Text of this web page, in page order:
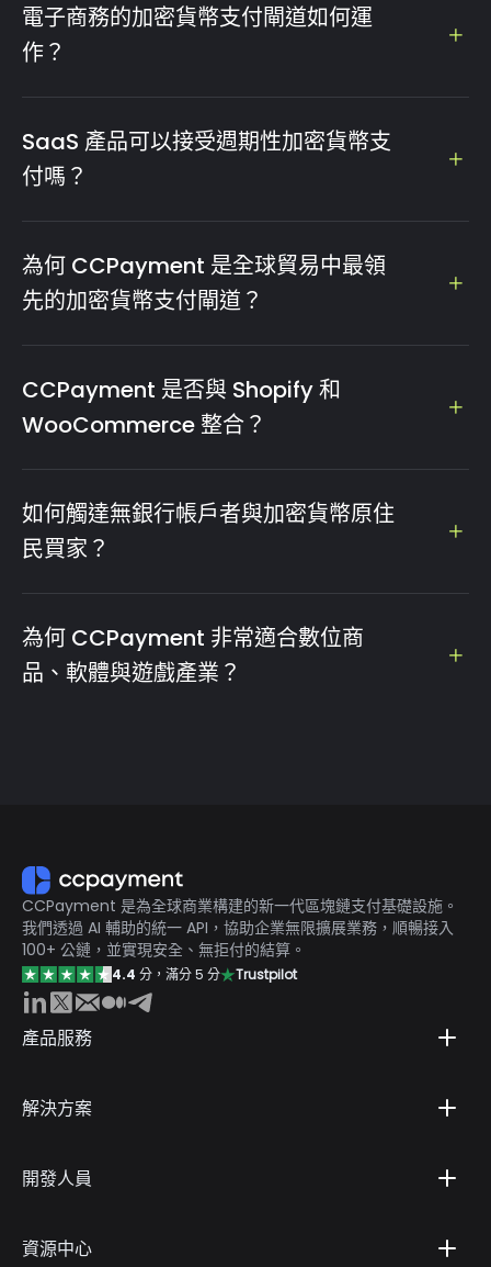
電子商務的加密貨幣支付閘道如何運
作？
一個獨特的付款地址。當客戶發送加密貨幣時，閘道會確認鏈
上交易並透過 Webhook 通知您的商店，隨後自動將其轉換
為 USDT 或您選擇的幣種。整個過程通常不到 2 分鐘。
SaaS 產品可以接受週期性加密貨幣支
付嗎？
（按月、按季、按年）。當續訂日期到期時，您的系統會透過
API 觸發付款請求，並通知客戶確認轉帳。Webhook 回調功
能可確保您的產品訪問權限邏輯與支付狀態完美同步。
為何 CCPayment 是全球貿易中最領
先的加密貨幣支付閘道？
以穩定幣（USDT/USDC）形式即時保護您的全球收益。透過
內建的法幣出金功能，賣家可以輕鬆將 USDT 賣出兌換為美
元。我們支援超過 2,000 美元的任何結算金額，直接進行
CCPayment 是否與 Shopify 和
WooCommerce 整合？
OpenCart、WHMCS 和 PrestaShop 提供現成的插件。安
裝時間不到 10 分鐘：只需安裝插件、輸入您的 API 金鑰，加
密貨幣支付選項就會作為無縫結算選項出現在您的全球客戶面
如何觸達無銀行帳戶者與加密貨幣原住
民買家？
Mastercard 等企業巨頭的認可。釋放高成長市場（如中東、
拉美、東南亞）中未被開發的流動性，並讓數百萬無銀行帳戶
的消費者能夠使用主流 Web3 錢包（如 MetaMask, Trust
為何 CCPayment 非常適合數位商
品、軟體與遊戲產業？
CCPayment 是為全球商業構建的新一代區塊鏈支付基礎設施。
我們透過 AI 輔助的統一 API，協助企業無限擴展業務，順暢接入
100+ 公鏈，並實現安全、無拒付的結算。
4.4 分，滿分 5 分 Trustpilot
產品服務
解決方案
開發人員
資源中心